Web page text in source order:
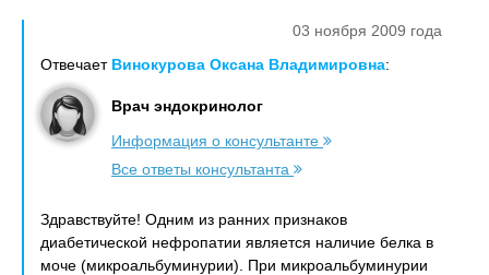
03 ноября 2009 года
Отвечает Винокурова Оксана Владимировна:
Врач эндокринолог
Информация о консультанте
Все ответы консультанта
Здравствуйте! Одним из ранних признаков
диабетической нефропатии является наличие белка в
моче (микроальбуминурии). При микроальбуминурии